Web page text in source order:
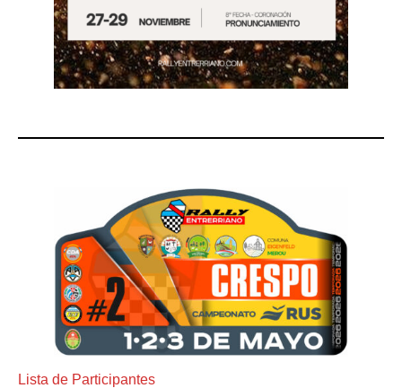
Lista de Participantes